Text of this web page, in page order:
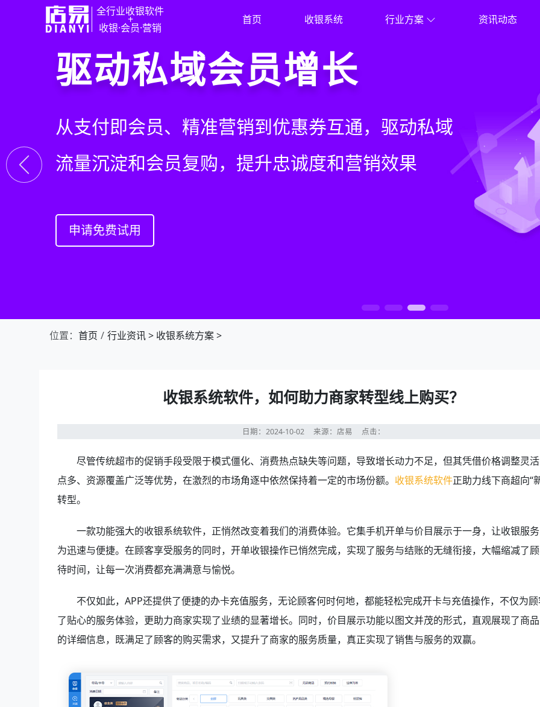
全行业收银软件
+
收银·会员·营销
首页 收银系统 行业方案 资讯动态
门店收银，就用店易
智慧收银+商品库存+会员增长+小程序商城，一套
系统解决开店管店及业绩增长难题
申请免费试用
重塑门店运营体验
从极速收银、全渠道库存同步到订单统一处理，重
构门店运营流程，实现降本增效与业绩突破
申请免费试用
驱动私域会员增长
从支付即会员、精准营销到优惠券互通，驱动私域
流量沉淀和会员复购，提升忠诚度和营销效果
申请免费试用
快速拓展生意边界
借助小程序商城、线上引流到线下售后，打通全域
销售渠道，拓展生意边界，提升顾客体验
申请免费试用
上一张
位置： 首页 行业资讯> 收银系统方案>
收银系统软件，如何助力商家转型线上购买？
日期：2024-10-02 来源：店易 点击：
尽管传统超市的促销手段受限于模式僵化、消费热点缺失等问题，导致增长动力不足，但其凭借价格调整灵
点多、资源覆盖广泛等优势，在激烈的市场角逐中依然保持着一定的市场份额。 收银系统软件正助力线下商超向“
转型。
一款功能强大的收银系统软件，正悄然改变着我们的消费体验。它集手机开单与价目展示于一身，让收银服
为迅速与便捷。在顾客享受服务的同时，开单收银操作已悄然完成，实现了服务与结账的无缝衔接，大幅缩减了
待时间，让每一次消费都充满满意与愉悦。
不仅如此，APP还提供了便捷的办卡充值服务，无论顾客何时何地，都能轻松完成开卡与充值操作，不仅为
了贴心的服务体验，更助力商家实现了业绩的显著增长。同时，价目展示功能以图文并茂的形式，直观展现了商
的详细信息，既满足了顾客的购买需求，又提升了商家的服务质量，真正实现了销售与服务的双赢。